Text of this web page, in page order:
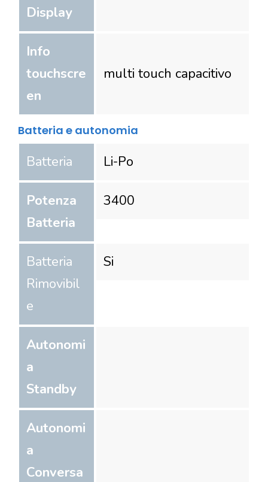
Display
Info
touchscre
en
multi touch capacitivo
Batteria e autonomia
Batteria Li-Po
Potenza
Batteria
3400
Batteria
Rimovibil
e
Si
Autonomi
a
Standby
Autonomi
a
Conversa